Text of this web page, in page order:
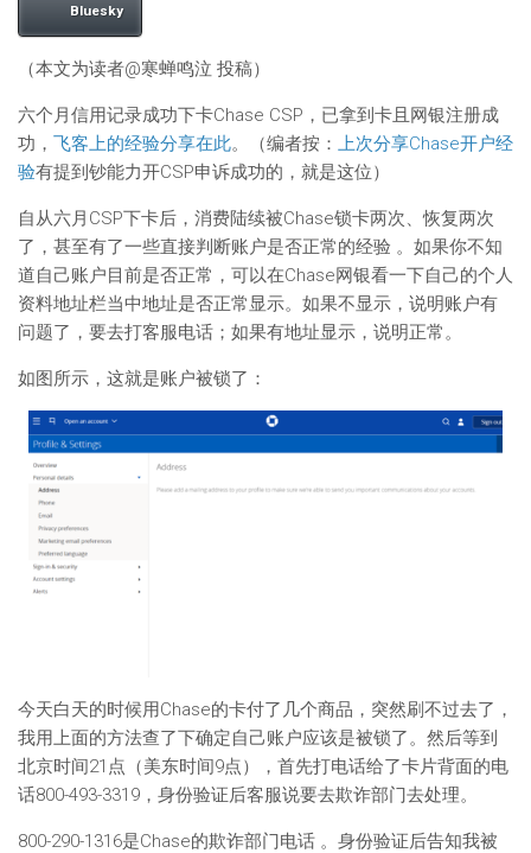
Bluesky
（本文为读者@寒蝉鸣泣 投稿）
六个月信用记录成功下卡Chase CSP，已拿到卡且网银注册成
功， 飞客上的经验分享在此。（编者按： 上次分享Chase开户经
验有提到钞能力开CSP申诉成功的，就是这位）
自从六月CSP下卡后，消费陆续被Chase锁卡两次、恢复两次
了，甚至有了一些直接判断账户是否正常的经验 。如果你不知
道自己账户目前是否正常，可以在Chase网银看一下自己的个人
资料地址栏当中地址是否正常显示。如果不显示，说明账户有
问题了，要去打客服电话；如果有地址显示，说明正常。
如图所示，这就是账户被锁了：
今天白天的时候用Chase的卡付了几个商品，突然刷不过去了，
我用上面的方法查了下确定自己账户应该是被锁了。然后等到
北京时间21点（美东时间9点），首先打电话给了卡片背面的电
话800-493-3319，身份验证后客服说要去欺诈部门去处理。
800-290-1316是Chase的欺诈部门电话 。身份验证后告知我被